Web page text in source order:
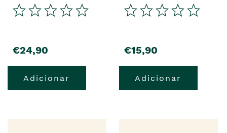
€24,90
Adicionar
€15,90
Adicionar